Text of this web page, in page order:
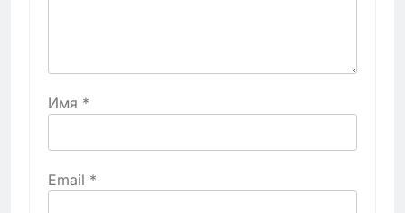
Имя *
Email *